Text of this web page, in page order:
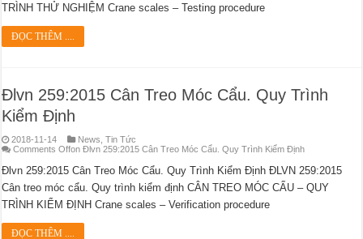
TRÌNH THỬ NGHIỆM Crane scales – Testing procedure
ĐỌC THÊM ....
Đlvn 259:2015 Cân Treo Móc Cẩu. Quy Trình
Kiểm Định
2018-11-14 News ,Tin Tức
Comments Offon Đlvn 259:2015 Cân Treo Móc Cẩu. Quy Trình Kiểm Định
Đlvn 259:2015 Cân Treo Móc Cẩu. Quy Trình Kiểm Định ĐLVN 259:2015
Cân treo móc cẩu. Quy trình kiểm định CÂN TREO MÓC CẨU – QUY
TRÌNH KIỂM ĐỊNH Crane scales – Verification procedure
ĐỌC THÊM ....